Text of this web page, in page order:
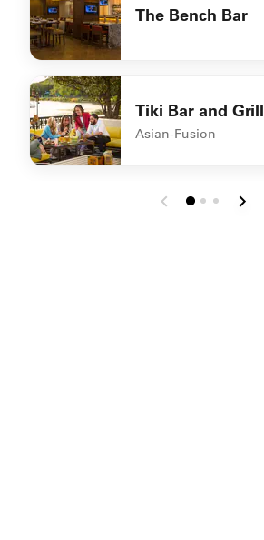
The Bench Bar
undefined The Bench Bar
Tiki Bar and Grill
Asian-Fusion